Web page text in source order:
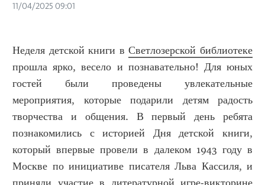
11/04/2025 09:01
Неделя детской книги вСветлозерской библиотеке
прошла ярко, весело и познавательно! Для юных
гостей были проведены увлекательные
мероприятия, которые подарили детям радость
творчества и общения. В первый день ребята
познакомились с историей Дня детской книги,
который впервые провели в далеком 1943 году в
Москве по инициативе писателя Льва Кассиля, и